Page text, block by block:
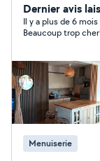
la menuiserie,
matériel PRO
+/- 20km
travaux le
Dernier avis
Il y a plus de 6 mois
Beaucoup trop
Menuiserie